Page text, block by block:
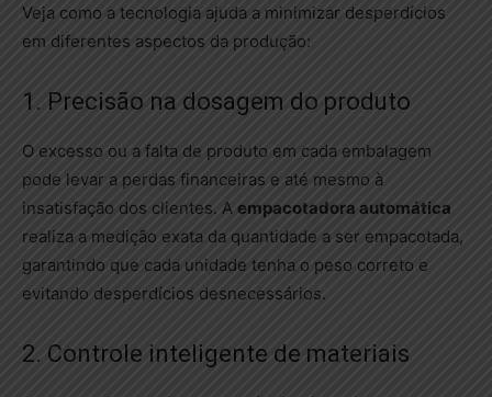
Veja como a tecnologia ajuda a minimizar desperdícios
em diferentes aspectos da produção:
1. Precisão na dosagem do produto
O excesso ou a falta de produto em cada embalagem
pode levar a perdas financeiras e até mesmo à
insatisfação dos clientes. A empacotadora automática
realiza a medição exata da quantidade a ser empacotada,
garantindo que cada unidade tenha o peso correto e
evitando desperdícios desnecessários.
2. Controle inteligente de materiais